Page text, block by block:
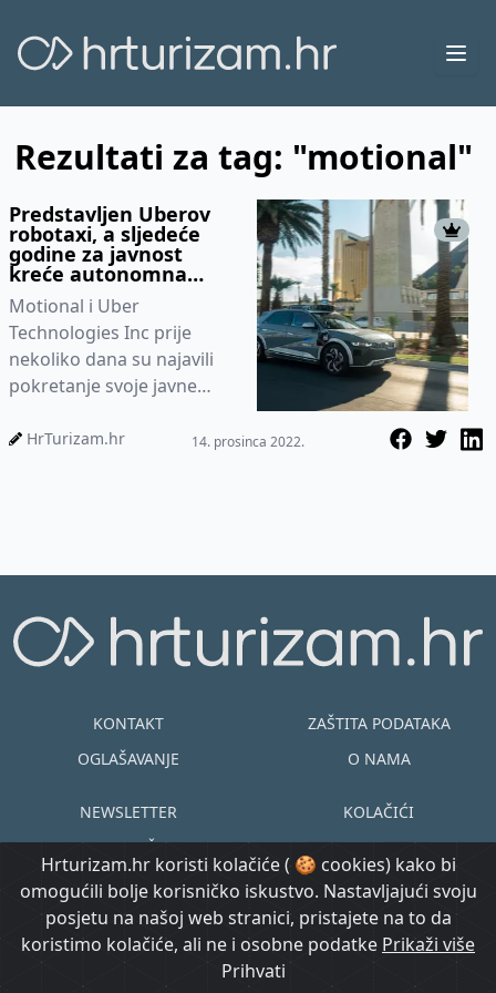
Rezultati za tag: "motional"
Predstavljen Uberov
robotaxi, a sljedeće
godine za javnost
kreće autonomna
vožnja
Motional i Uber
Technologies Inc prije
nekoliko dana su najavili
pokretanje svoje javne
Vegasu
HrTurizam.hr 14. prosinca 2022.
Hrturizam.hr koristi kolačiće ( 🍪 cookies) kako bi
omogućili bolje korisničko iskustvo. Nastavljajući svoju
posjetu na našoj web stranici, pristajete na to da
koristimo kolačiće, ali ne i osobne podatke Prikaži više
Prihvati
KONTAKT
OGLAŠAVANJE
ZAŠTITA PODATAKA
O NAMA
NEWSLETTER
UVJETI KORIŠTENJA
KOLAČIĆI
EN HR
© Copyright
2015.-2026.
@ Created by
Morgan Code
Prijavi se